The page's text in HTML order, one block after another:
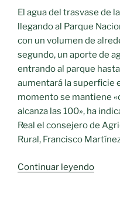
El agua del trasvase de
llegando al Parque
con un volumen de
segundo, un aporte de
entrando al parque
aumentará la superficie
momento se mantiene
alcanza las 100», ha
Real el consejero de
Rural, Francisco
Continuar leyendo«Las